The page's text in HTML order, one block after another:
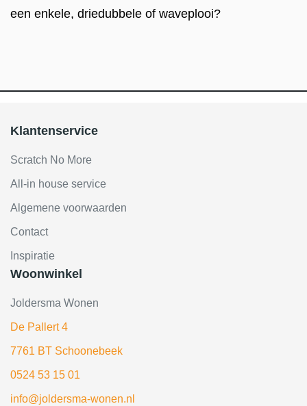
een enkele, driedubbele of waveplooi?
Klantenservice
Scratch No More
All-in house service
Algemene voorwaarden
Contact
Inspiratie
Woonwinkel
Joldersma Wonen
De Pallert 4
7761 BT Schoonebeek
0524 53 15 01
info@joldersma-wonen.nl